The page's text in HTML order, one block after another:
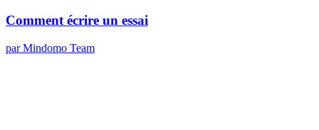
Comment écrire un essai
par Mindomo Team